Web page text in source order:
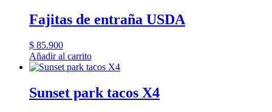
Fajitas de entraña USDA
$ 85.900
Añadir al carrito
Sunset park tacos X4